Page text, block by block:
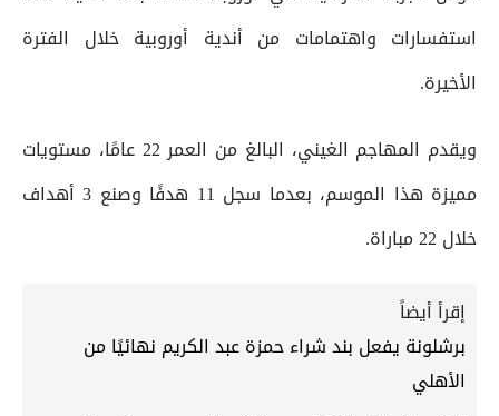
استفسارات واهتمامات من أندية أوروبية خلال الفترة
الأخيرة.
ويقدم المهاجم الغيني، البالغ من العمر 22 عامًا، مستويات
مميزة هذا الموسم، بعدما سجل 11 هدفًا وصنع 3 أهداف
خلال 22 مباراة.
إقرأ أيضاً
برشلونة يفعل بند شراء حمزة عبد الكريم نهائيًا من
الأهلي